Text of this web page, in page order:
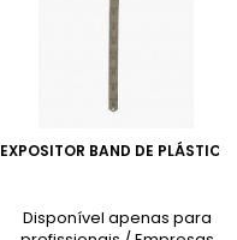
EXPOSITOR BAND DE PLÁSTICO
Disponível apenas para